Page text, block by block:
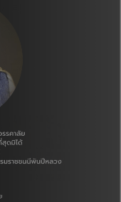
람.
봉사단 7기]’RE